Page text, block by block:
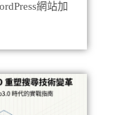
網站加